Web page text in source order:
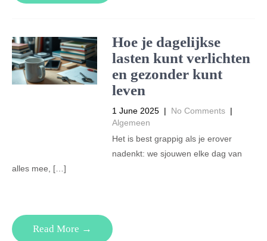
Hoe je dagelijkse
lasten kunt verlichten
en gezonder kunt
leven
1 June 2025 | No Comments |
Algemeen
Het is best grappig als je erover
nadenkt: we sjouwen elke dag van
alles mee, […]
Read More →